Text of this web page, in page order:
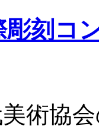
彫刻コ
術協